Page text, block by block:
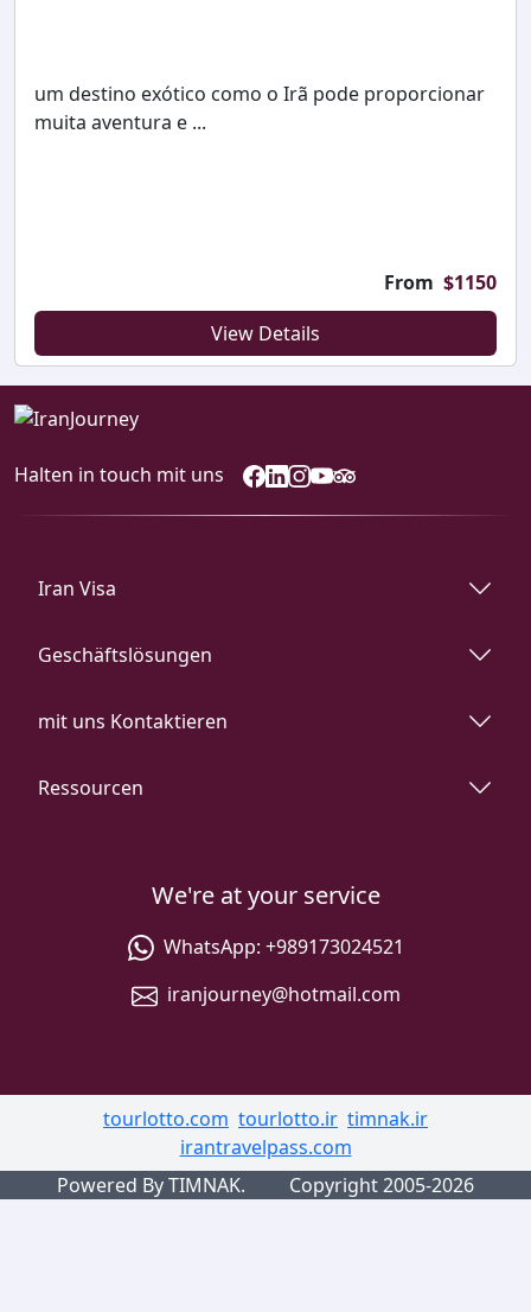
um destino exótico como o Irã pode proporcionar
muita aventura e ...
From $1150
View Details
Halten in touch mit uns
Iran Visa
Geschäftslösungen
mit uns Kontaktieren
Ressourcen
We're at your service
WhatsApp: +989173024521
iranjourney@hotmail.com
tourlotto.com tourlotto.ir timnak.ir
irantravelpass.com
Powered By TIMNAK.
Copyright 2005-2026